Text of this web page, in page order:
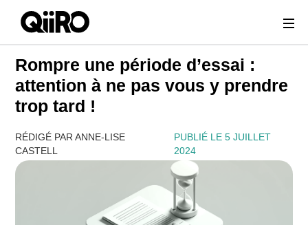
Webflow Homepage
Rompre une période d’essai :
attention à ne pas vous y prendre
trop tard !
RÉDIGÉ PAR ANNE-LISE
CASTELL
PUBLIÉ LE 5 JUILLET
2024